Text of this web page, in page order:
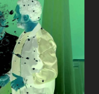
PAR
LA
MANIPULATION
DARVO